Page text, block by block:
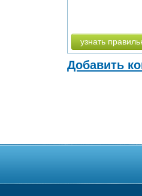
узнать
Добавить